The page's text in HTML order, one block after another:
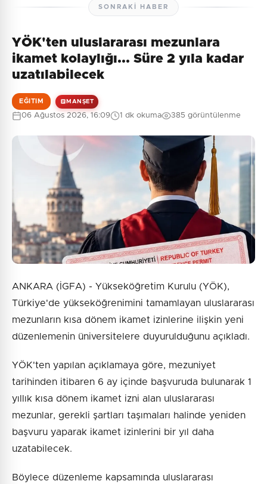
SONRAKI HABER
YÖK'ten uluslararası mezunlara
ikamet kolaylığı... Süre 2 yıla kadar
uzatılabilecek
EĞITIM MANŞET
06 Ağustos 2026, 16:09 1 dk okuma 385 görüntülenme
ANKARA (İGFA) - Yükseköğretim Kurulu (YÖK),
Türkiye'de yükseköğrenimini tamamlayan uluslararası
mezunların kısa dönem ikamet izinlerine ilişkin yeni
düzenlemenin üniversitelere duyurulduğunu açıkladı.
YÖK'ten yapılan açıklamaya göre, mezuniyet
tarihinden itibaren 6 ay içinde başvuruda bulunarak 1
yıllık kısa dönem ikamet izni alan uluslararası
mezunlar, gerekli şartları taşımaları halinde yeniden
başvuru yaparak ikamet izinlerini bir yıl daha
uzatabilecek.
Böylece düzenleme kapsamında uluslararası